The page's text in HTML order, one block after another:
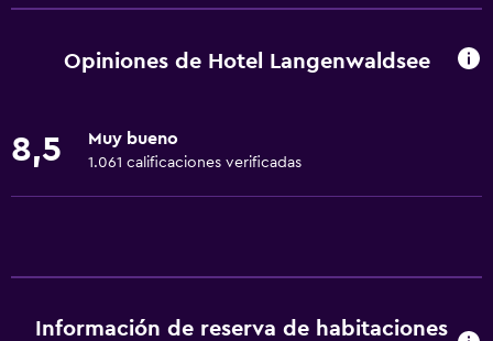
Vista a una calle tranquila
Piso de parquet o madera noble
Bodega de esquí
Opiniones de Hotel Langenwaldsee
8,5 Muy bueno
1.061 calificaciones verificadas
Información de reserva de habitaciones